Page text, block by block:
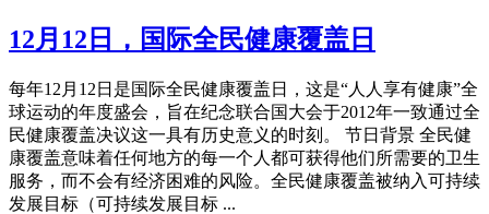
12月12日，国际全民健康覆盖日
每年12月12日是国际全民健康覆盖日，这是“人人享有健康”全
球运动的年度盛会，旨在纪念联合国大会于2012年一致通过全
民健康覆盖决议这一具有历史意义的时刻。 节日背景 全民健
康覆盖意味着任何地方的每一个人都可获得他们所需要的卫生
服务，而不会有经济困难的风险。全民健康覆盖被纳入可持续
发展目标（可持续发展目标 ...